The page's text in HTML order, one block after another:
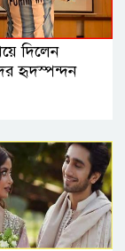
দিলেন
হৃদস্পন্দন